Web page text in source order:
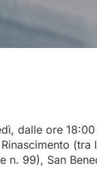
dalle ore 18:00
(tra
n. 99), San